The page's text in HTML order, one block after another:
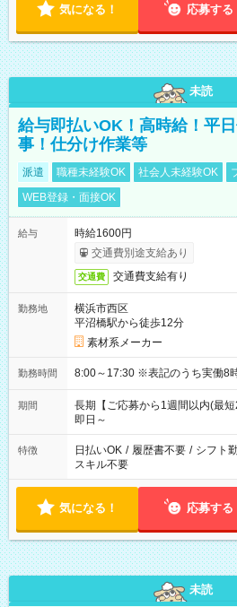
気になる！ 応募する
未読
給与即払いOK！高時給！平
事！仕分け作業等
派遣 職種未経験OK 社会人未経験OK
WEB登録・面接OK
給与
時給1600円
交通費別途支給あり
交通費 交通費支給有り
勤務地
横浜市西区
平沼橋駅から徒歩12分
素材系メーカー
勤務時間 8:00～17:30 ※表記のうち実
期間
長期【ご応募から1週間以内(最
即日～
特徴 日払いOK / 履歴書不要 / シフト
スキル不要
気になる！ 応募する
未読